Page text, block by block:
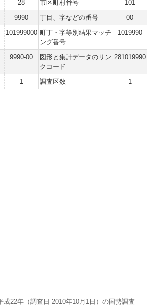
28 市区町村番号
101
9990 丁目、字などの番号
00
101999000 町丁・字等別結果マッチ
ング番号
1019990
9990-00
図形と集計データのリン
クコード
281019990
1 調査区数 1
22年（調査日 2010年10月1日）の国勢調査